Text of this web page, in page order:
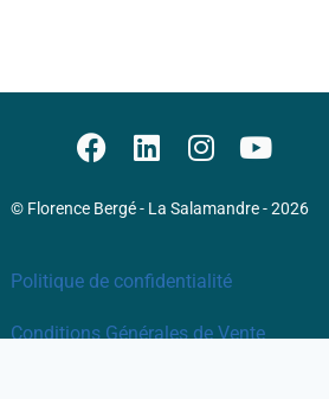
© Florence Bergé - La Salamandre - 2026
Politique de confidentialité
Conditions Générales de Vente